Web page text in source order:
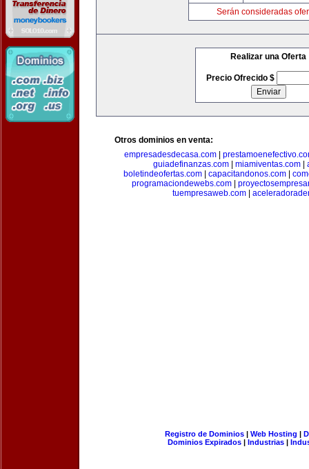
Serán consideradas
Realizar una Oferta
Precio Ofrecido $
Otros dominios en venta:
empresadesdecasa.com
guiadefinanzas.com
miamiventas.com
boletindeofertas.com| capacitandonos.com|
programaciondewebs.com
tuempresaweb.com
Registro de Dominios| Web Hosting |
Dominios Expirados | Industrias |